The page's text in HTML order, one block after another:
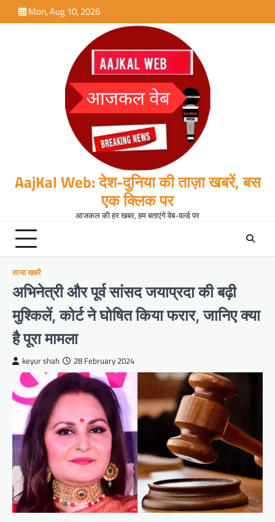
to
Mon, Aug 10, 2026
AajKal Web: देश-दुनिया की ताज़ा खबरें, बस
एक क्लिक पर
आजकल की हर खबर, हम बताएंगे वेब-वर्ल्ड पर
ताजा खबरें
अभिनेत्री और पूर्व सांसद जयाप्रदा की बढ़ी
मुश्किलें, कोर्ट ने घोषित किया फरार, जानिए क्या
है पूरा मामला
keyur shah 28 February 2024